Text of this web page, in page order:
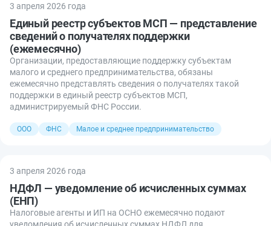
3 апреля 2026 года
Единый реестр субъектов МСП — представление
сведений о получателях поддержки
(ежемесячно)
Организации, предоставляющие поддержку субъектам
малого и среднего предпринимательства, обязаны
ежемесячно представлять сведения о получателях такой
поддержки в единый реестр субъектов МСП,
администрируемый ФНС России.
ООО ФНС Малое и среднее предпринимательство
3 апреля 2026 года
НДФЛ — уведомление об исчисленных суммах
(ЕНП)
Налоговые агенты и ИП на ОСНО ежемесячно подают